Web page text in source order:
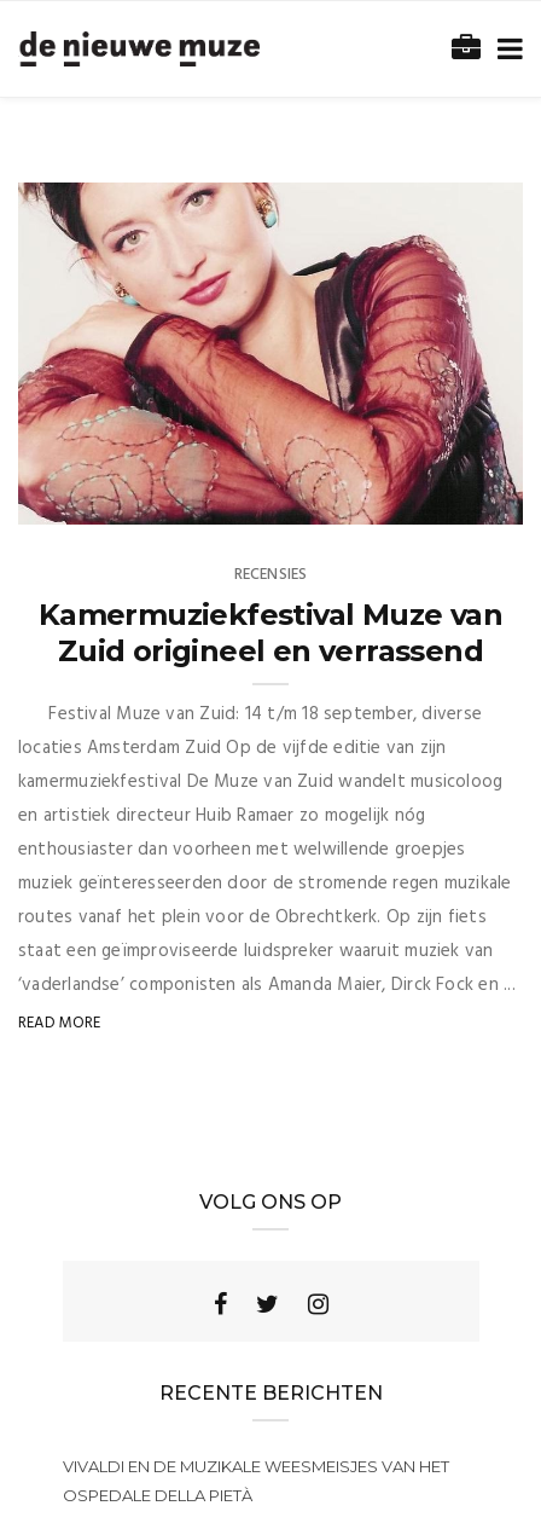
RECENSIES
Kamermuziekfestival Muze van
Zuid origineel en verrassend
Festival Muze van Zuid: 14 t/m 18 september, diverse
locaties Amsterdam Zuid Op de vijfde editie van zijn
kamermuziekfestival De Muze van Zuid wandelt musicoloog
en artistiek directeur Huib Ramaer zo mogelijk nóg
enthousiaster dan voorheen met welwillende groepjes
muziek geïnteresseerden door de stromende regen muzikale
routes vanaf het plein voor de Obrechtkerk. Op zijn fiets
staat een geïmproviseerde luidspreker waaruit muziek van
‘vaderlandse’ componisten als Amanda Maier, Dirck Fock en ...
READ MORE
VOLG ONS OP
RECENTE BERICHTEN
VIVALDI EN DE MUZIKALE WEESMEISJES VAN HET
OSPEDALE DELLA PIETÀ